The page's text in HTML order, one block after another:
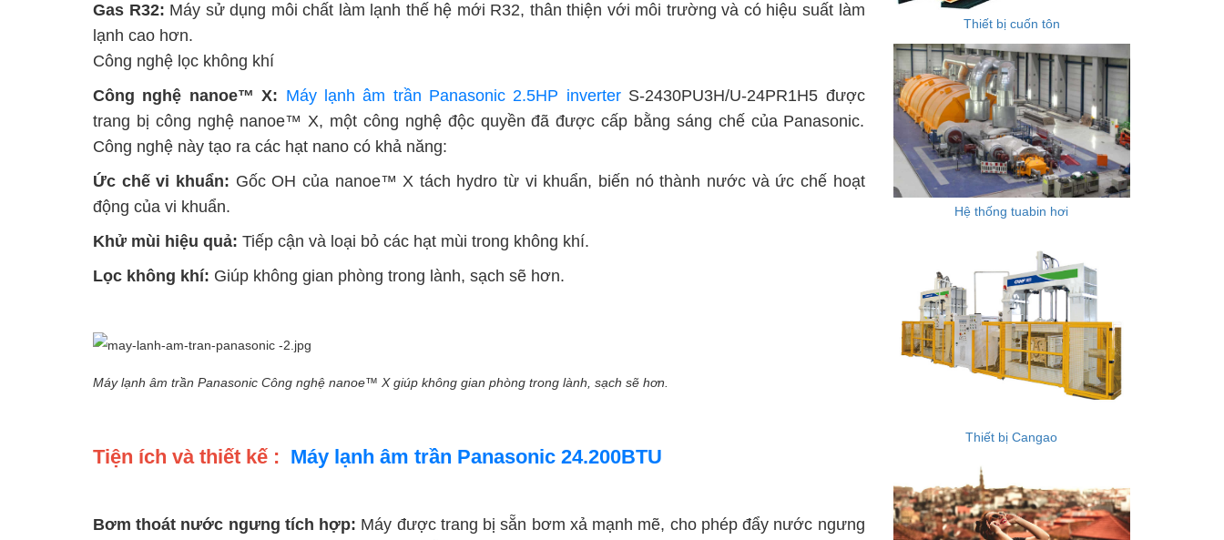
Gas R32: Máy sử dụng môi chất làm lạnh thế hệ mới R32, thân thiện với môi trường và có hiệu suất làm
lạnh cao hơn.
Công nghệ lọc không khí
Công nghệ nanoe™ X: Máy lạnh âm trần Panasonic 2.5HP inverterS-2430PU3H/U-24PR1H5 được
trang bị công nghệ nanoe™ X, một công nghệ độc quyền đã được cấp bằng sáng chế của Panasonic.
Công nghệ này tạo ra các hạt nano có khả năng:
Ức chế vi khuẩn: Gốc OH của nanoe™ X tách hydro từ vi khuẩn, biến nó thành nước và ức chế hoạt
động của vi khuẩn.
Khử mùi hiệu quả: Tiếp cận và loại bỏ các hạt mùi trong không khí.
Lọc không khí: Giúp không gian phòng trong lành, sạch sẽ hơn.
Máy lạnh âm trần Panasonic Công nghệ nanoe™ X giúp không gian phòng trong lành, sạch sẽ hơn.
Tiện ích và thiết kế : Máy lạnh âm trần Panasonic 24.200BTU
Bơm thoát nước ngưng tích hợp: Máy được trang bị sẵn bơm xả mạnh mẽ, cho phép đẩy nước ngưng
Thiết bị cuốn tôn
Hệ thống tuabin hơi
Thiết bị Cangao